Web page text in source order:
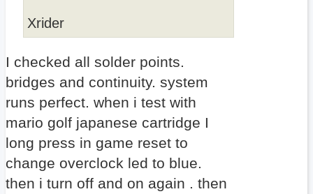
Xrider
I checked all solder points.
bridges and continuity. system
runs perfect. when i test with
mario golf japanese cartridge I
long press in game reset to
change overclock led to blue.
then i turn off and on again . then